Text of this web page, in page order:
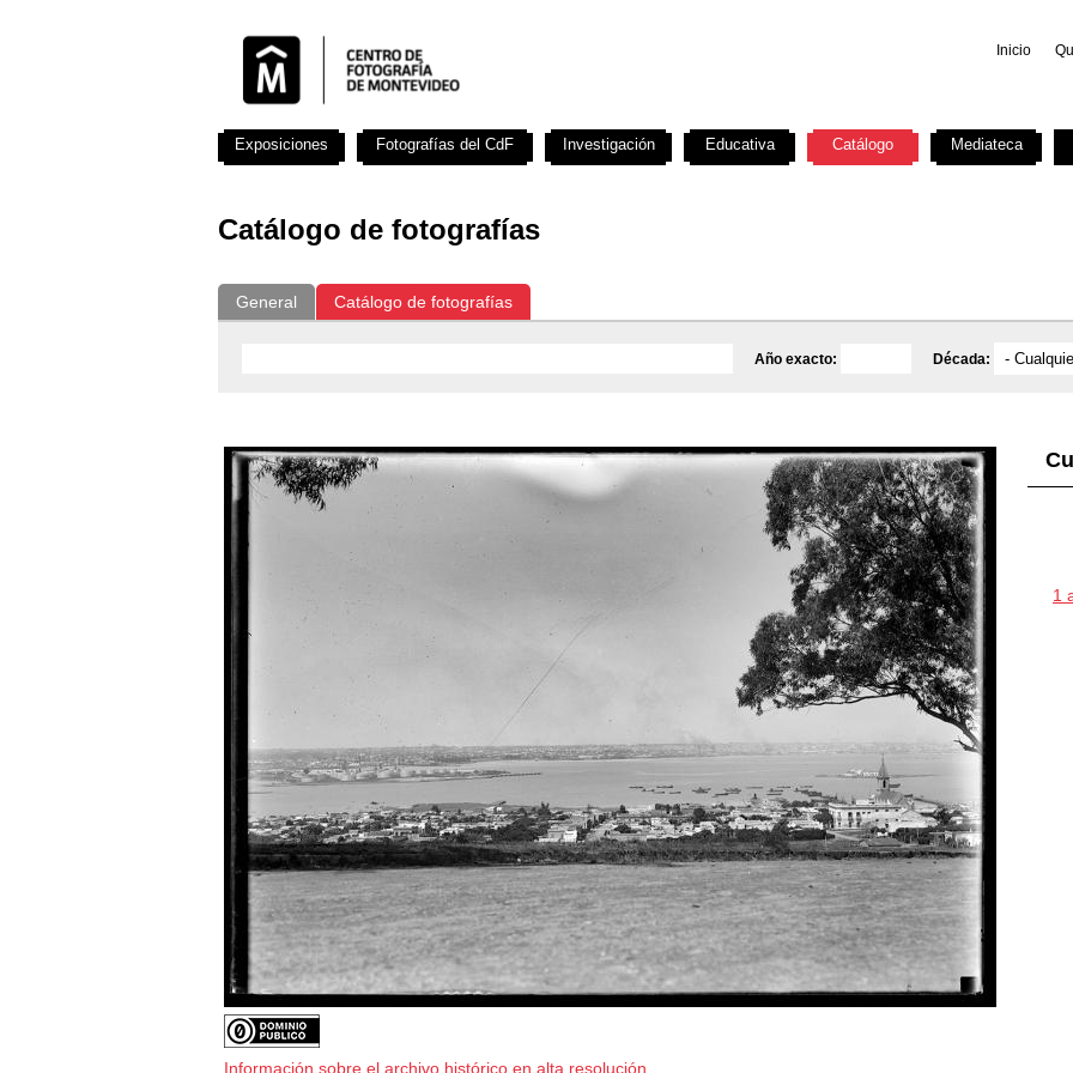
Inicio
Catálogo de fotografías
General Catálogo de fotografías
Año exacto: Década:
Información sobre el archivo histórico en alta resolución
1
Exposiciones Fotografías del CdF Investigación Educativa Catálogo Mediateca